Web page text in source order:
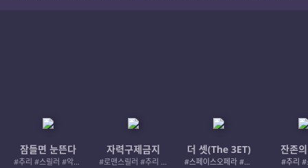
잠들면 눈뜬다
#추리 #스릴러 #악인 #로드레이지
자력구제금지
#로맨스릴러 #추리 #여성서사 #사적제재
더 셋(The 3ET)
#스페이스오페라 #우주활극
잔존
#추리 #